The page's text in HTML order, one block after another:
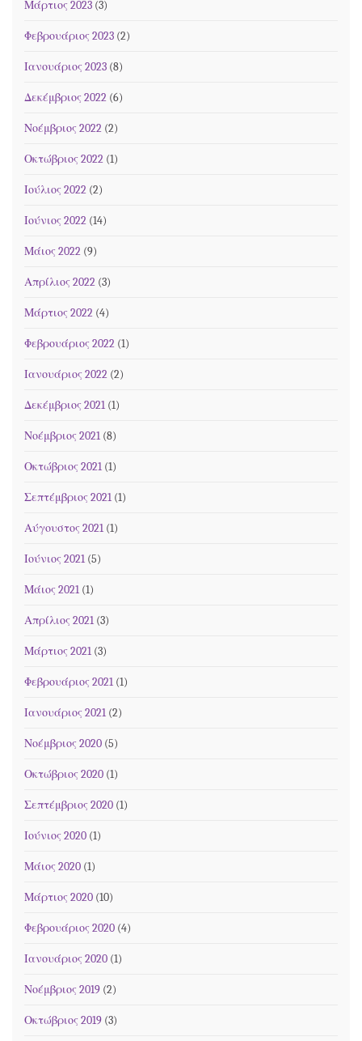
Μάρτιος 2023 (3)
Φεβρουάριος 2023 (2)
Ιανουάριος 2023 (8)
Δεκέμβριος 2022 (6)
Νοέμβριος 2022 (2)
Οκτώβριος 2022 (1)
Ιούλιος 2022 (2)
Ιούνιος 2022 (14)
Μάιος 2022 (9)
Απρίλιος 2022 (3)
Μάρτιος 2022 (4)
Φεβρουάριος 2022 (1)
Ιανουάριος 2022 (2)
Δεκέμβριος 2021 (1)
Νοέμβριος 2021 (8)
Οκτώβριος 2021 (1)
Σεπτέμβριος 2021 (1)
Αύγουστος 2021 (1)
Ιούνιος 2021 (5)
Μάιος 2021 (1)
Απρίλιος 2021 (3)
Μάρτιος 2021 (3)
Φεβρουάριος 2021 (1)
Ιανουάριος 2021 (2)
Νοέμβριος 2020 (5)
Οκτώβριος 2020 (1)
Σεπτέμβριος 2020 (1)
Ιούνιος 2020 (1)
Μάιος 2020 (1)
Μάρτιος 2020 (10)
Φεβρουάριος 2020 (4)
Ιανουάριος 2020 (1)
Νοέμβριος 2019 (2)
Οκτώβριος 2019 (3)